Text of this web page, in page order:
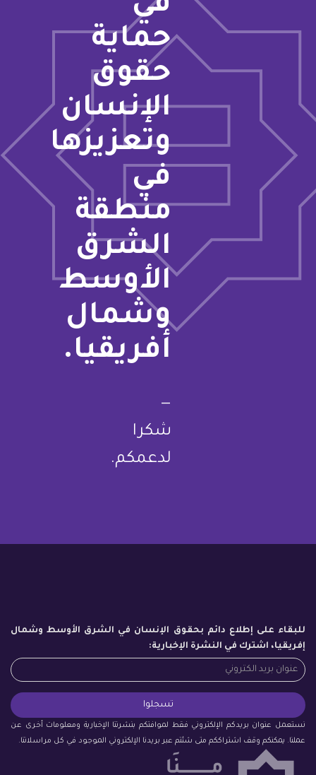
حماية
حقوق
الإنسان
وتعزيزها
في
منطقة
الشرق
الأوسط
وشمال
أفريقيا.
—
شكرا
لدعمكم.
للبقاء على إطلاع دائم بحقوق الإنسان في الشرق الأوسط وشمال
إفريقيا، اشترك في النشرة الإخبارية:
نستعمل عنوان بريدكم الإلكتروني فقط لموافتكم بنشرتنا الإخبارية ومعلومات أخرى عن
عملنا. يمكنكم وقف اشتراككم متى شئتم عبر بريدنا الإلكتروني الموجود في كل مراسلاتنا.